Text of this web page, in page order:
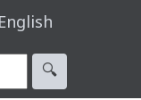
English
🔍︎